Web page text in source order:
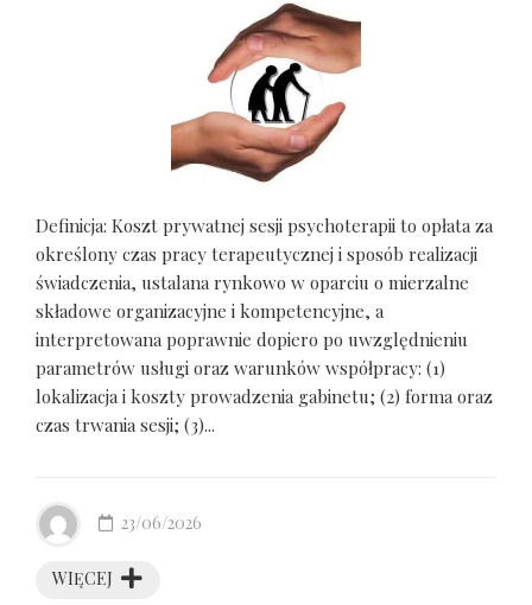
Definicja: Koszt prywatnej sesji psychoterapii to opłata za
określony czas pracy terapeutycznej i sposób realizacji
świadczenia, ustalana rynkowo w oparciu o mierzalne
składowe organizacyjne i kompetencyjne, a
interpretowana poprawnie dopiero po uwzględnieniu
parametrów usługi oraz warunków współpracy: (1)
lokalizacja i koszty prowadzenia gabinetu; (2) forma oraz
czas trwania sesji; (3)...
WIĘCEJ
23/06/2026